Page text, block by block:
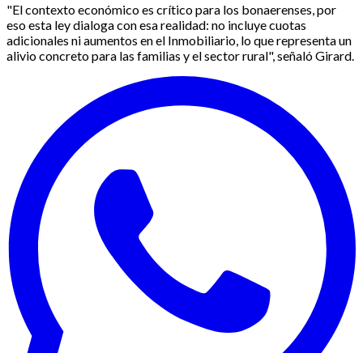
"El contexto económico es crítico para los bonaerenses, por
eso esta ley dialoga con esa realidad: no incluye cuotas
adicionales ni aumentos en el Inmobiliario, lo que representa un
alivio concreto para las familias y el sector rural", señaló Girard.